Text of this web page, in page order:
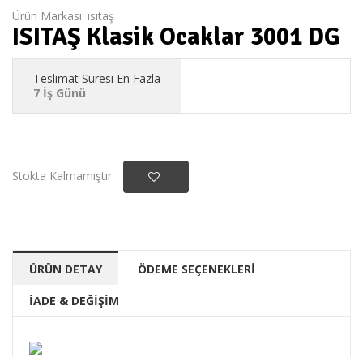
Ürün Markası: ısıtaş
ISITAŞ Klasik Ocaklar 3001 DG
Teslimat Süresi En Fazla
7 İş Günü
Stokta Kalmamıştır
ÜRÜN DETAY ÖDEME SEÇENEKLERİ
İADE & DEĞİŞİM